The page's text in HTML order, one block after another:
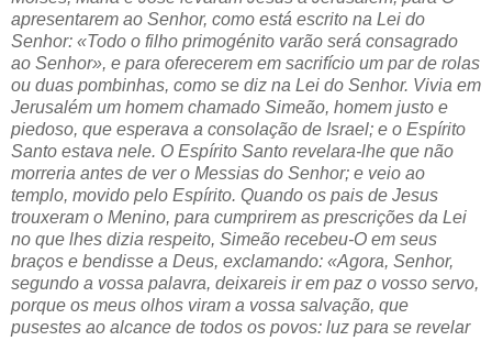
apresentarem ao Senhor, como está escrito na Lei do
Senhor: «Todo o filho primogénito varão será consagrado
ao Senhor», e para oferecerem em sacrifício um par de rolas
ou duas pombinhas, como se diz na Lei do Senhor. Vivia em
Jerusalém um homem chamado Simeão, homem justo e
piedoso, que esperava a consolação de Israel; e o Espírito
Santo estava nele. O Espírito Santo revelara-lhe que não
morreria antes de ver o Messias do Senhor; e veio ao
templo, movido pelo Espírito. Quando os pais de Jesus
trouxeram o Menino, para cumprirem as prescrições da Lei
no que lhes dizia respeito, Simeão recebeu-O em seus
braços e bendisse a Deus, exclamando: «Agora, Senhor,
segundo a vossa palavra, deixareis ir em paz o vosso servo,
porque os meus olhos viram a vossa salvação, que
pusestes ao alcance de todos os povos: luz para se revelar